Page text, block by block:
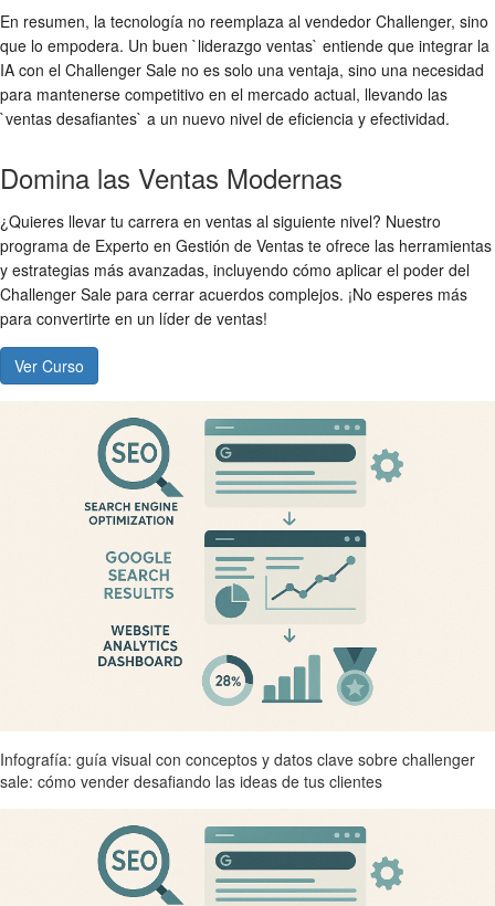
En resumen, la tecnología no reemplaza al vendedor Challenger, sino
que lo empodera. Un buen `liderazgo ventas` entiende que integrar la
IA con el Challenger Sale no es solo una ventaja, sino una necesidad
para mantenerse competitivo en el mercado actual, llevando las
`ventas desafiantes` a un nuevo nivel de eficiencia y efectividad.
Domina las Ventas Modernas
¿Quieres llevar tu carrera en ventas al siguiente nivel? Nuestro
programa de Experto en Gestión de Ventas te ofrece las herramientas
y estrategias más avanzadas, incluyendo cómo aplicar el poder del
Challenger Sale para cerrar acuerdos complejos. ¡No esperes más
para convertirte en un líder de ventas!
Ver Curso
Infografía: guía visual con conceptos y datos clave sobre challenger
sale: cómo vender desafiando las ideas de tus clientes